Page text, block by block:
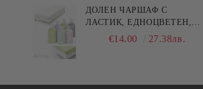
ДОЛЕН ЧАРШАФ С
ЛАСТИК, ЕДНОЦВЕТЕН,
100% ПАМУК, РАЗЛИЧНИ
€14.00 27.38лв.